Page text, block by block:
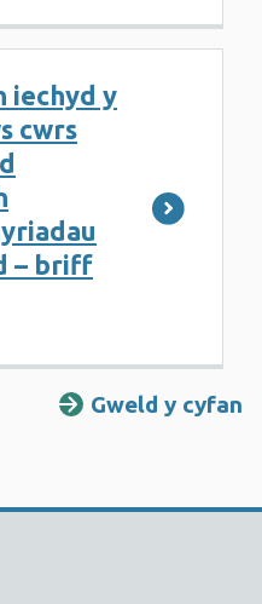
iechyd y
cwrs
– briff
Gweld y cyfan